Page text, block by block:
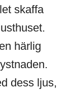
skaffa
härlig
dess ljus,